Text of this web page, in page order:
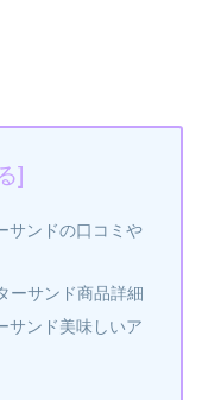
サンドの口コミや
ーサンド商品詳細
サンド美味しいア